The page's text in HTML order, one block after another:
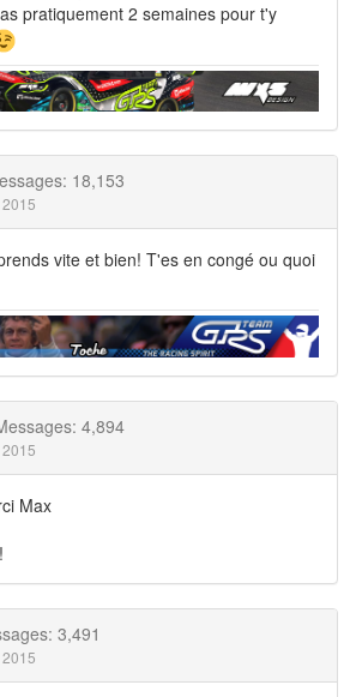
pratiquement 2 semaines pour t'y
18,153
vite et bien! T'es en congé ou quoi
4,894
Max
3,491